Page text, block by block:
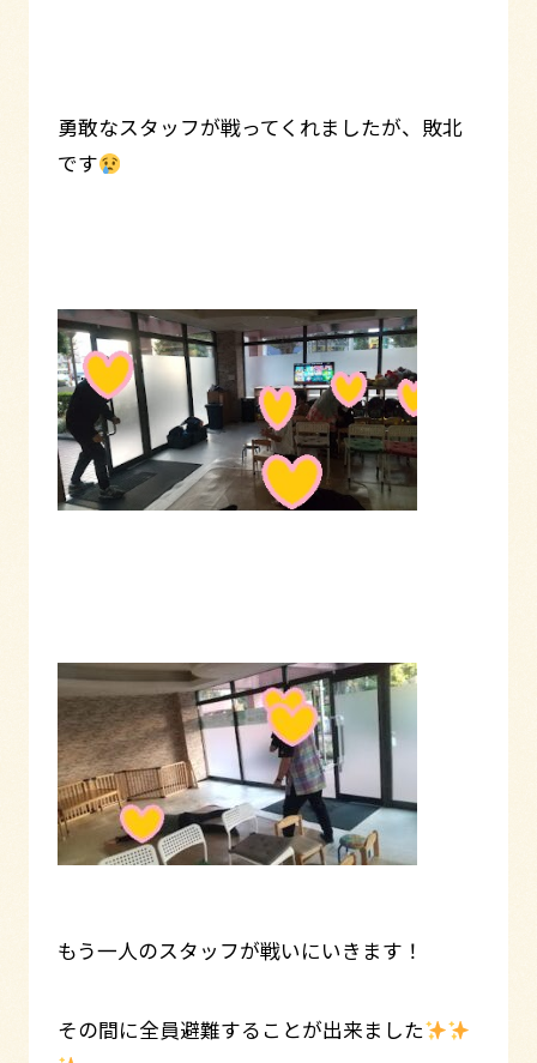
勇敢なスタッフが戦ってくれましたが、敗北
です
もう一人のスタッフが戦いにいきます！
その間に全員避難することが出来ました